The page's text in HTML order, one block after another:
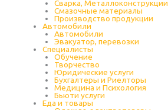
Сварка, Металлоконструкции
Cмазочные материалы
Производство продукции
Автомобили
Автомобили
Эвакуатор, перевозки
Специалисты
Обучение
Творчество
Юридические услуги
Бухгалтеры и Риелторы
Медицина и Психология
Бьюти услуги
Еда и товары